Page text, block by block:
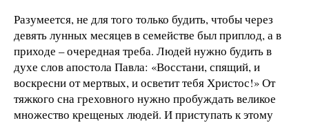
Разумеется, не для того только будить, чтобы через
девять лунных месяцев в семействе был приплод, а в
приходе – очередная треба. Людей нужно будить в
духе слов апостола Павла: «Восстани, спящий, и
воскресни от мертвых, и осветит тебя Христос!» От
тяжкого сна греховного нужно пробуждать великое
множество крещеных людей. И приступать к этому